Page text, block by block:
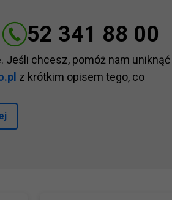
52 341 88 00
chcesz, pomóż nam
z krótkim opisem tego, co